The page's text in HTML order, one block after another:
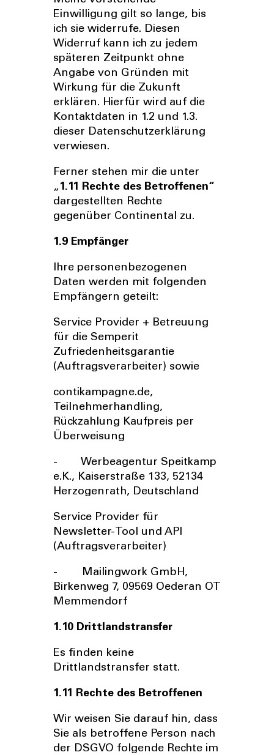
Einwilligung gilt so lange, bis
ich sie widerrufe. Diesen
Widerruf kann ich zu jedem
späteren Zeitpunkt ohne
Angabe von Gründen mit
Wirkung für die Zukunft
erklären. Hierfür wird auf die
Kontaktdaten in 1.2 und 1.3.
dieser Datenschutzerklärung
verwiesen.
Ferner stehen mir die unter
„1.11 Rechte des Betroffenen“
dargestellten Rechte
gegenüber Continental zu.
1.9 Empfänger
Ihre personenbezogenen
Daten werden mit folgenden
Empfängern geteilt:
Service Provider + Betreuung
für die Semperit
Zufriedenheitsgarantie
(Auftragsverarbeiter) sowie
contikampagne.de,
Teilnehmerhandling,
Rückzahlung Kaufpreis per
Überweisung
- Werbeagentur Speitkamp
e.K., Kaiserstraße 133, 52134
Herzogenrath, Deutschland
Service Provider für
Newsletter-Tool und API
(Auftragsverarbeiter)
- Mailingwork GmbH,
Birkenweg 7, 09569 Oederan OT
Memmendorf
1.10 Drittlandstransfer
Es finden keine
Drittlandstransfer statt.
1.11 Rechte des Betroffenen
Wir weisen Sie darauf hin, dass
Sie als betroffene Person nach
der DSGVO folgende Rechte im